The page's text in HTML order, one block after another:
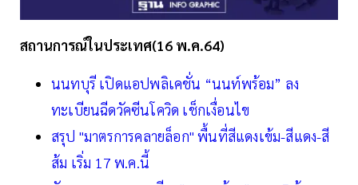
สถานการณ์ในประเทศ(16 พ.ค.64)
นนทบุรี เปิดแอปพลิเคชั่น “นนท์พร้อม” ลง
ทะเบียนฉีดวัคซีนโควิด เช็กเงื่อนไข
สรุป "มาตรการคลายล็อก" พื้นที่สีแดงเข้ม-สีแดง-สี
ส้ม เริ่ม 17 พ.ค.นี้